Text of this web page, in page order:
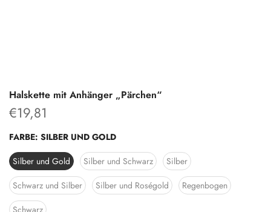
Halskette mit Anhänger „Pärchen“
€19,81
FARBE: SILBER UND GOLD
Silber und Gold
Silber und Schwarz
Silber
Schwarz und Silber
Silber und Roségold
Regenbogen
Schwarz